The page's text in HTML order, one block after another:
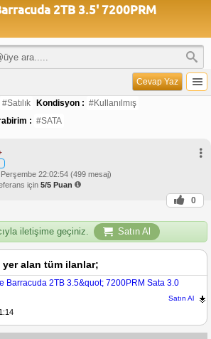
2TB 3.5' 7200PRM
Cevap Yaz
#Satılık Kondisyon : #Kullanılmış
: #SATA
22:02:54 (499 mesaj)
için 5/5 Puan
0
iletişime geçiniz. Satın Al
yer alan tüm ilanlar;
Barracuda 2TB 3.5&quot; 7200PRM Sata 3.0
Satın Al